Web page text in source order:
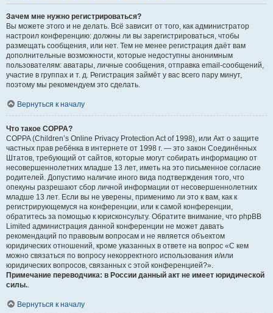
Зачем мне нужно регистрироваться?
Вы можете этого и не делать. Всё зависит от того, как администратор
настроил конференцию: должны ли вы зарегистрироваться, чтобы
размещать сообщения, или нет. Тем не менее регистрация даёт вам
дополнительные возможности, которые недоступны анонимным
пользователям: аватары, личные сообщения, отправка email-сообщений,
участие в группах и т. д. Регистрация займёт у вас всего пару минут,
поэтому мы рекомендуем это сделать.
Вернуться к началу
Что такое COPPA?
COPPA (Children’s Online Privacy Protection Act of 1998), или Акт о защите
частных прав ребёнка в интернете от 1998 г. — это закон Соединённых
Штатов, требующий от сайтов, которые могут собирать информацию от
несовершеннолетних младше 13 лет, иметь на это письменное согласие
родителей. Допустимо наличие иного вида подтверждения того, что
опекуны разрешают сбор личной информации от несовершеннолетних
младше 13 лет. Если вы не уверены, применимо ли это к вам, как к
регистрирующемуся на конференции, или к самой конференции,
обратитесь за помощью к юрисконсульту. Обратите внимание, что phpBB
Limited администрация данной конференции не может давать
рекомендаций по правовым вопросам и не является объектом
юридических отношений, кроме указанных в ответе на вопрос «С кем
можно связаться по вопросу некорректного использования и/или
юридических вопросов, связанных с этой конференцией?».
Примечание переводчика: в России данный акт не имеет юридической
силы..
Вернуться к началу